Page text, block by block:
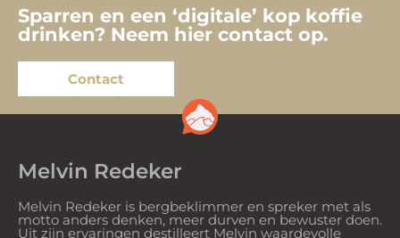
Sparren en een ‘digitale’ kop koffie
drinken? Neem hier contact op.
Contact
Melvin Redeker
Melvin Redeker is bergbeklimmer en spreker met als
motto anders denken, meer durven en bewuster doen.
Uit zijn ervaringen destilleert Melvin waardevolle